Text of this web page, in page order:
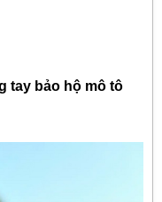
tay bảo hộ mô tô